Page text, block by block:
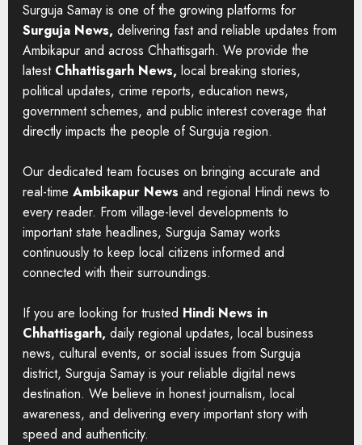
Surguja Samay is one of the growing platforms for
Surguja News, delivering fast and reliable updates from
Ambikapur and across Chhattisgarh. We provide the
latest Chhattisgarh News, local breaking stories,
political updates, crime reports, education news,
government schemes, and public interest coverage that
directly impacts the people of Surguja region.
Our dedicated team focuses on bringing accurate and
real-time Ambikapur News and regional Hindi news to
every reader. From village-level developments to
important state headlines, Surguja Samay works
continuously to keep local citizens informed and
connected with their surroundings.
If you are looking for trusted Hindi News in
Chhattisgarh, daily regional updates, local business
news, cultural events, or social issues from Surguja
district, Surguja Samay is your reliable digital news
destination. We believe in honest journalism, local
awareness, and delivering every important story with
speed and authenticity.